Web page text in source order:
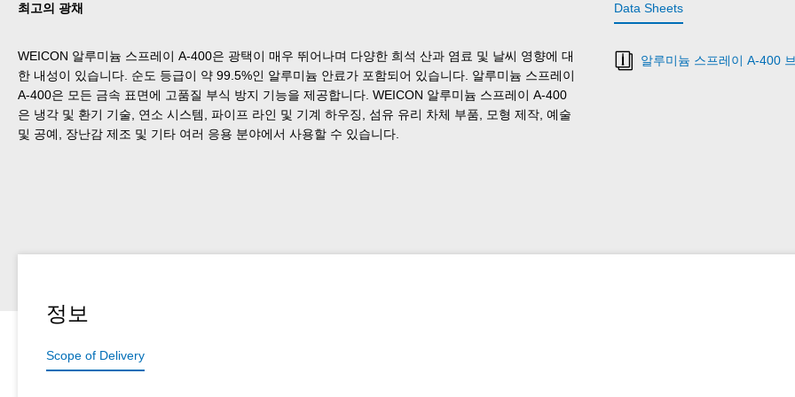
최고의 광채
WEICON 알루미늄 스프레이 A-400은 광택이 매우 뛰어나며 다양한 희석 산과 염료 및 날씨 영향에 대
한 내성이 있습니다. 순도 등급이 약 99.5%인 알루미늄 안료가 포함되어 있습니다. 알루미늄 스프레이
A-400은 모든 금속 표면에 고품질 부식 방지 기능을 제공합니다. WEICON 알루미늄 스프레이 A-400
은 냉각 및 환기 기술, 연소 시스템, 파이프 라인 및 기계 하우징, 섬유 유리 차체 부품, 모형 제작, 예술
및 공예, 장난감 제조 및 기타 여러 응용 분야에서 사용할 수 있습니다.
Data Sheets
알루미늄 스프레이 A-400
정보
Scope of Delivery